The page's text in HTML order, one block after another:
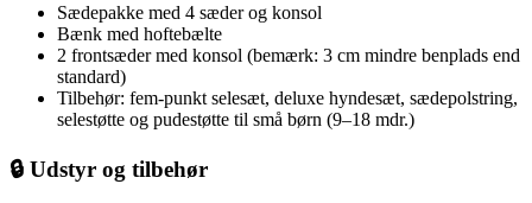
Sædepakke med 4 sæder og konsol
Bænk med hoftebælte
2 frontsæder med konsol (bemærk: 3 cm mindre benplads end
standard)
Tilbehør: fem-punkt selesæt, deluxe hyndesæt, sædepolstring,
selestøtte og pudestøtte til små børn (9–18 mdr.)
🔒 Udstyr og tilbehør